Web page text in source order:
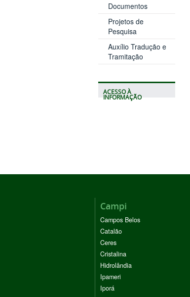
Documentos
Projetos de
Pesquisa
Auxílio Tradução e
Tramitação
ACESSO À
INFORMAÇÃO
Campi
Campos Belos
Catalão
Ceres
Cristalina
Hidrolândia
Ipameri
Iporá